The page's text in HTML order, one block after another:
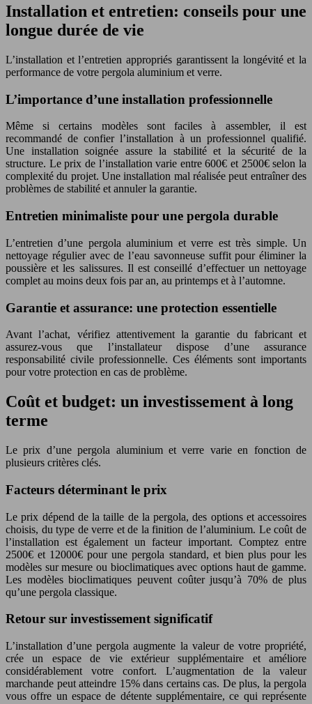
Installation et entretien: conseils pour une
longue durée de vie
L’installation et l’entretien appropriés garantissent la longévité et la
performance de votre pergola aluminium et verre.
L’importance d’une installation professionnelle
Même si certains modèles sont faciles à assembler, il est
recommandé de confier l’installation à un professionnel qualifié.
Une installation soignée assure la stabilité et la sécurité de la
structure. Le prix de l’installation varie entre 600€ et 2500€ selon la
complexité du projet. Une installation mal réalisée peut entraîner des
problèmes de stabilité et annuler la garantie.
Entretien minimaliste pour une pergola durable
L’entretien d’une pergola aluminium et verre est très simple. Un
nettoyage régulier avec de l’eau savonneuse suffit pour éliminer la
poussière et les salissures. Il est conseillé d’effectuer un nettoyage
complet au moins deux fois par an, au printemps et à l’automne.
Garantie et assurance: une protection essentielle
Avant l’achat, vérifiez attentivement la garantie du fabricant et
assurez-vous que l’installateur dispose d’une assurance
responsabilité civile professionnelle. Ces éléments sont importants
pour votre protection en cas de problème.
Coût et budget: un investissement à long
terme
Le prix d’une pergola aluminium et verre varie en fonction de
plusieurs critères clés.
Facteurs déterminant le prix
Le prix dépend de la taille de la pergola, des options et accessoires
choisis, du type de verre et de la finition de l’aluminium. Le coût de
l’installation est également un facteur important. Comptez entre
2500€ et 12000€ pour une pergola standard, et bien plus pour les
modèles sur mesure ou bioclimatiques avec options haut de gamme.
Les modèles bioclimatiques peuvent coûter jusqu’à 70% de plus
qu’une pergola classique.
Retour sur investissement significatif
L’installation d’une pergola augmente la valeur de votre propriété,
crée un espace de vie extérieur supplémentaire et améliore
considérablement votre confort. L’augmentation de la valeur
marchande peut atteindre 15% dans certains cas. De plus, la pergola
vous offre un espace de détente supplémentaire, ce qui représente